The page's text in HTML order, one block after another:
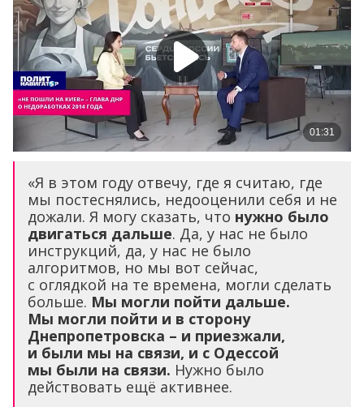
«Я в этом году отвечу, где я считаю, где
мы постеснялись, недооценили себя и не
дожали. Я могу сказать, что нужно было
двигаться дальше. Да, у нас не было
инструкций, да, у нас не было
алгоритмов, но мы вот сейчас,
с оглядкой на те времена, могли сделать
больше. Мы могли пойти дальше.
Мы могли пойти и в сторону
Днепропетровска – и приезжали,
и были мы на связи, и с Одессой
мы были на связи. Нужно было
действовать ещё активнее.